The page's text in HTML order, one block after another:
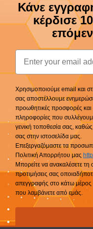
Κάνε
κέρδισε
Email
Χρησιμοποιούμε email και
σας αποστέλλουμε
προωθητικές προσφορές και
πληροφορίες που
γενική τοποθεσία σας,
σας στην ιστοσελίδα μας.
Επεξεργαζόμαστε τα
Πολιτική Απορρήτου μας
Μπορείτε να ανακαλέσετε τη
προτιμήσεις σας
απεγγραφής στο κάτω μέρος
που λαμβάνετε από εμάς.